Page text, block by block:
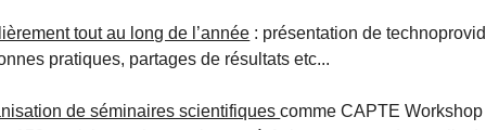
tout au long de l’année : présentation de
pratiques, partages de résultats etc...
de séminaires scientifiquescomme CAPTE